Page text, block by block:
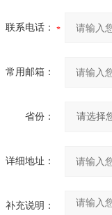
联系电话：
常用邮箱：
省份：
详细地址：
补充说明：